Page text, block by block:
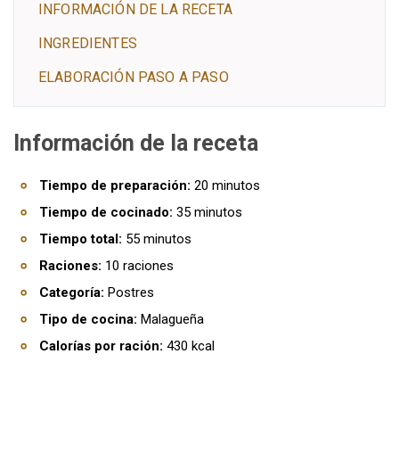
INFORMACIÓN DE LA RECETA
INGREDIENTES
ELABORACIÓN PASO A PASO
Información de la receta
Tiempo de preparación: 20 minutos
Tiempo de cocinado: 35 minutos
Tiempo total: 55 minutos
Raciones: 10 raciones
Categoría: Postres
Tipo de cocina: Malagueña
Calorías por ración: 430 kcal